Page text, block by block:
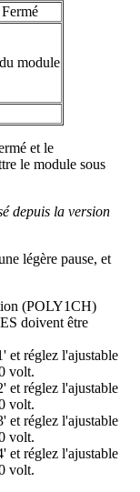
module
et le
le module sous
depuis la version
légère pause, et
(POLY1CH)
doivent être
et réglez l'ajustable
volt.
et réglez l'ajustable
volt.
et réglez l'ajustable
volt.
et réglez l'ajustable
volt.